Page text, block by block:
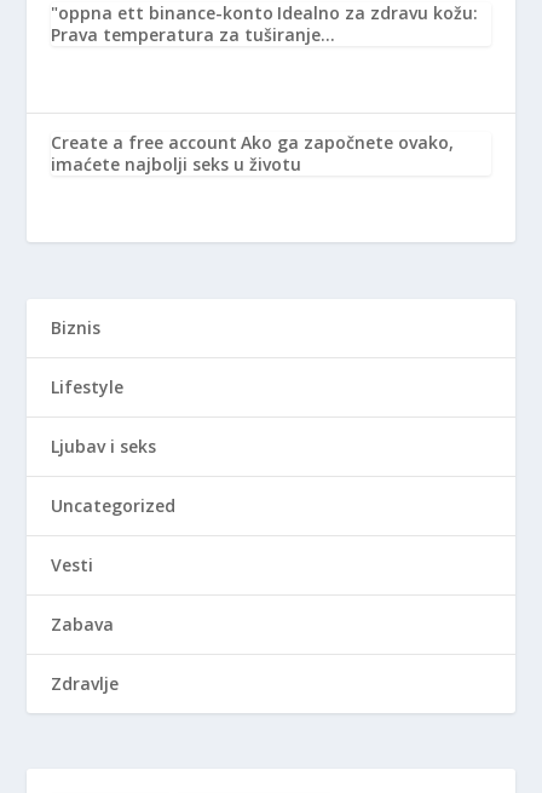
"oppna ett binance-konto Idealno za zdravu kožu:
Prava temperatura za tuširanje…
Create a free account Ako ga započnete ovako,
imaćete najbolji seks u životu
Biznis
Lifestyle
Ljubav i seks
Uncategorized
Vesti
Zabava
Zdravlje